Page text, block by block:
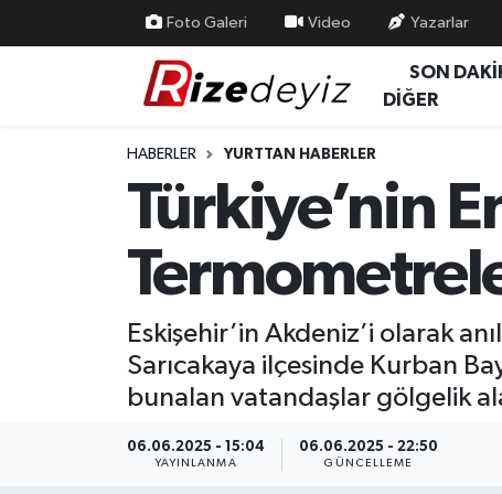
Foto Galeri Video Yazarlar
SON
DİĞER
HABERLER YURTTAN HABERLER
Türkiye’nin
Eskişehir’in Akdeniz’i olarak
Sarıcakaya ilçesinde Kurban
bunalan vatandaşlar gölgelik
06.06.2025 - 15:04
YAYINLANMA
06.06.2025 - 22:50
GÜNCELLEME
Yurttan Haberler
Ekonomi
Rize Nöbetçi Eczaneler
Rize Trafik Yoğunluk Haritası
Süper Lig Puan Durumu ve Fikstür
Son Dakika Haberleri